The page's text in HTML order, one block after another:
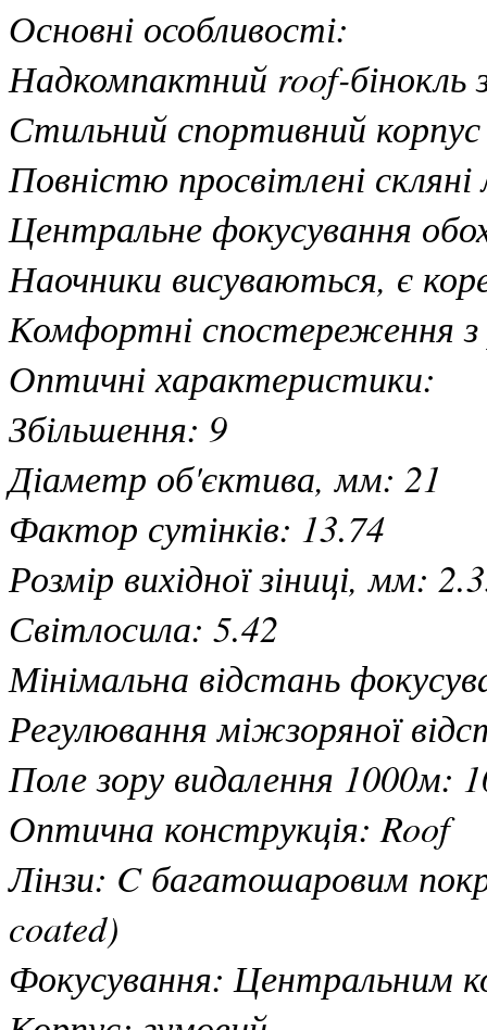
Основні особливості:
Надкомпактний roof-
Стильний спортивний
Повністю просвітлені скляні
Центральне фокусування
Наочники висуваються, є
Комфортні спостереження
Оптичні характеристики:
Збільшення: 9
Діаметр об'єктива, мм: 21
Фактор сутінків: 13.74
Розмір вихідної зіниці, мм:
Світлосила: 5.42
Мінімальна відстань
Регулювання міжзоряної
Поле зору видалення 1000м:
Оптична конструкція: Roof
Лінзи: C багатошаровим
coated)
Фокусування: Центральним